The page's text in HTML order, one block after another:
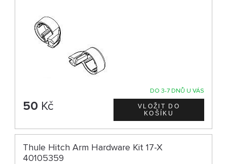
DO 3-7 DNŮ U VÁS
50 Kč
Thule Hitch Arm Hardware Kit 17-X
40105359